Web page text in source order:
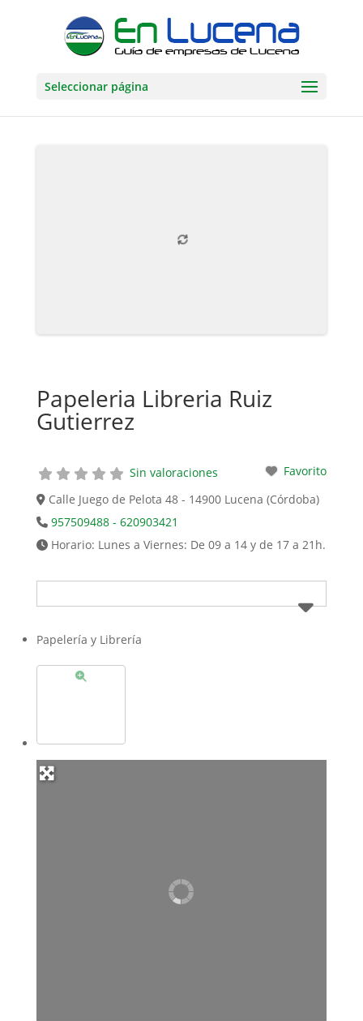
Seleccionar página
Papeleria Libreria Ruiz
Gutierrez
Sin valoraciones
Favorito
Calle Juego de Pelota 48 - 14900 Lucena (Córdoba)
957509488 - 620903421
Horario: Lunes a Viernes: De 09 a 14 y de 17 a 21h.
Papelería y Librería